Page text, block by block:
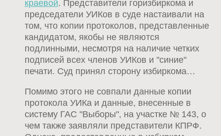
краевой. Представители горизбиркома и
председатели УИКов в суде настаивали на
том, что копии протоколов, представленные
кандидатом, якобы не являются
подлинными, несмотря на наличие четких
подписей всех членов УИКов и "синие"
печати. Суд принял сторону избиркома…
Помимо этого не совпали данные копии
протокола УИКа и данные, внесенные в
систему ГАС "Выборы", на участке № 143, о
чем также заявляли представители КПРФ.